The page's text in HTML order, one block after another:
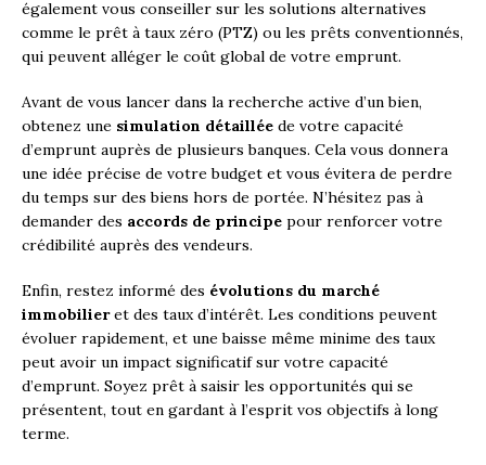
également vous conseiller sur les solutions alternatives
comme le prêt à taux zéro (PTZ) ou les prêts conventionnés,
qui peuvent alléger le coût global de votre emprunt.
Avant de vous lancer dans la recherche active d’un bien,
obtenez une simulation détaillée de votre capacité
d’emprunt auprès de plusieurs banques. Cela vous donnera
une idée précise de votre budget et vous évitera de perdre
du temps sur des biens hors de portée. N’hésitez pas à
demander des accords de principe pour renforcer votre
crédibilité auprès des vendeurs.
Enfin, restez informé des évolutions du marché
immobilieret des taux d’intérêt. Les conditions peuvent
évoluer rapidement, et une baisse même minime des taux
peut avoir un impact significatif sur votre capacité
d’emprunt. Soyez prêt à saisir les opportunités qui se
présentent, tout en gardant à l’esprit vos objectifs à long
terme.